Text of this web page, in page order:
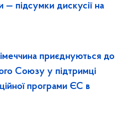
— підсумки дискусії на
приєднуються до
Союзу у підтримці
програми ЄС в